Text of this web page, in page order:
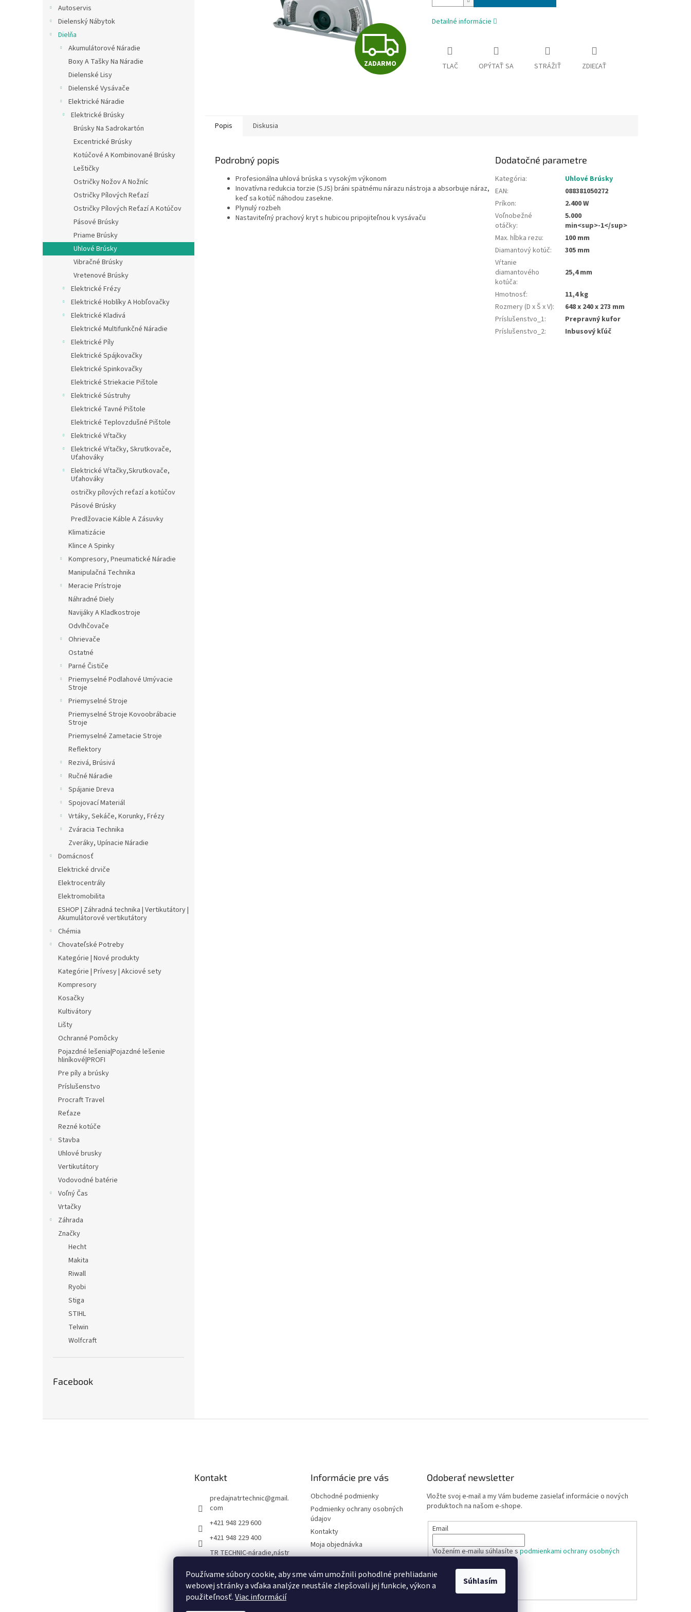
Používame súbory cookie, aby sme vám umožnili pohodlné prehliadanie
webovej stránky a vďaka analýze neustále zlepšovali jej funkcie, výkon a
použiteľnosť.Viac informácií
Súhlasím
Autoservis
Dielenský Nábytok
Dielňa
Akumulátorové Náradie
Boxy A Tašky Na Náradie
Dielenské Lisy
Dielenské Vysávače
Elektrické Náradie
Elektrické Brúsky
Brúsky Na Sadrokartón
Excentrické Brúsky
Kotúčové A Kombinované Brúsky
Leštičky
Ostričky Nožov A Nožníc
Ostričky Pílových Reťazí
Ostričky Pílových Reťazí A Kotúčov
Pásové Brúsky
Priame Brúsky
Uhlové Brúsky
Vibračné Brúsky
Vretenové Brúsky
Elektrické Frézy
Elektrické Hoblíky A Hobľovačky
Elektrické Kladivá
Elektrické Multifunkčné Náradie
Elektrické Píly
Elektrické Spájkovačky
Elektrické Spinkovačky
Elektrické Striekacie Pištole
Elektrické Sústruhy
Elektrické Tavné Pištole
Elektrické Teplovzdušné Pištole
Elektrické Vŕtačky
Elektrické Vŕtačky, Skrutkovače,
Uťahováky
Elektrické Vŕtačky,Skrutkovače,
Uťahováky
ostričky pílových reťazí a kotúčov
Pásové Brúsky
Predlžovacie Káble A Zásuvky
Klimatizácie
Klince A Spinky
Kompresory, Pneumatické Náradie
Manipulačná Technika
Meracie Prístroje
Náhradné Diely
Navijáky A Kladkostroje
Odvlhčovače
Ohrievače
Ostatné
Parné Čističe
Priemyselné Podlahové Umývacie
Stroje
Priemyselné Stroje
Priemyselné Stroje Kovoobrábacie
Stroje
Priemyselné Zametacie Stroje
Reflektory
Rezivá, Brúsivá
Ručné Náradie
Spájanie Dreva
Spojovací Materiál
Vrtáky, Sekáče, Korunky, Frézy
Zváracia Technika
Zveráky, Upínacie Náradie
Domácnosť
Elektrické drviče
Elektrocentrály
Elektromobilita
ESHOP | Záhradná technika | Vertikutátory |
Akumulátorové vertikutátory
Chémia
Chovateľské Potreby
Kategórie | Nové produkty
Kategórie | Prívesy | Akciové sety
Kompresory
Kosačky
Kultivátory
Lišty
Ochranné Pomôcky
Pojazdné lešenia|Pojazdné lešenie
hliníkové|PROFI
Pre píly a brúsky
Príslušenstvo
Procraft Travel
Reťaze
Rezné kotúče
Stavba
Uhlové brusky
Vertikutátory
Vodovodné batérie
Voľný Čas
Vrtačky
Záhrada
Značky
Hecht
Makita
Riwall
Ryobi
Stiga
STIHL
Telwin
Wolfcraft
Facebook
Z
A
R
M
ZADARMO
Detailné informácie
TLAČ OPÝTAŤ SA STRÁŽIŤ ZDIEĽAŤ
Popis Diskusia
Podrobný popis
Profesionálna uhlová brúska s vysokým výkonom
Inovatívna redukcia torzie (SJS) bráni spätnému nárazu nástroja a absorbuje náraz,
keď sa kotúč náhodou zasekne.
Plynulý rozbeh
Nastaviteľný prachový kryt s hubicou pripojiteľnou k vysávaču
Dodatočné parametre
Kategória:
Uhlové Brúsky
EAN:
088381050272
Príkon:
2.400 W
Voľnobežné
otáčky:
5.000
min<sup>-1</sup>
Max. hĺbka rezu:
100 mm
Diamantový kotúč:
305 mm
Vŕtanie
diamantového
kotúča:
25,4 mm
Hmotnosť:
11,4 kg
Rozmery (D x Š x V):
648 x 240 x 273 mm
Príslušenstvo_1:
Prepravný kufor
Príslušenstvo_2: Inbusový kľúč
Kontakt
predajnatrtechnic@gmail.
com
+421 948 229 600
+421 948 229 400
TR TECHNIC-náradie,nástr
radná technika a viac
predajnatrtechnic
Informácie pre vás
Obchodné podmienky
Podmienky ochrany osobných
údajov
Kontakty
Moja objednávka
Odoberať newsletter
Vložte svoj e-mail a my Vám budeme zasielať informácie o nových
produktoch na našom e-shope.
Email
Vložením e-mailu súhlasíte spodmienkami ochrany osobných
PRIHLÁSIŤ SA